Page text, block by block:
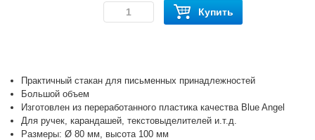
Купить
Практичный стакан для письменных принадлежностей
Большой объем
Изготовлен из переработанного пластика качества Blue Angel
Для ручек, карандашей, текстовыделителей и.т.д.
Размеры: Ø 80 мм, высота 100 мм